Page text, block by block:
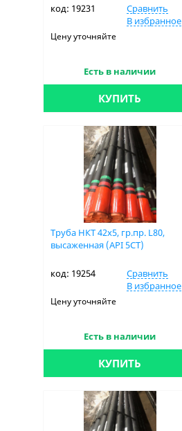
код: 19231
Сравнить
В избранное
Цену уточняйте
Есть в наличии
КУПИТЬ
Труба НКТ 42х5, гр.пр. L80,
высаженная (API 5CT)
код: 19254
Сравнить
В избранное
Цену уточняйте
Есть в наличии
КУПИТЬ